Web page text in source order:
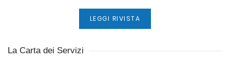
LEGGI RIVISTA
La Carta dei Servizi